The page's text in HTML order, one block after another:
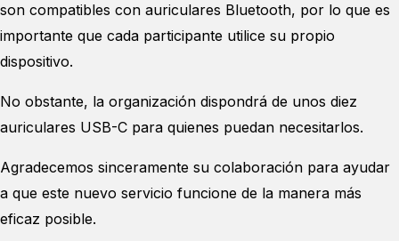
son compatibles con auriculares Bluetooth, por lo que es
importante que cada participante utilice su propio
dispositivo.
No obstante, la organización dispondrá de unos diez
auriculares USB-C para quienes puedan necesitarlos.
Agradecemos sinceramente su colaboración para ayudar
a que este nuevo servicio funcione de la manera más
eficaz posible.